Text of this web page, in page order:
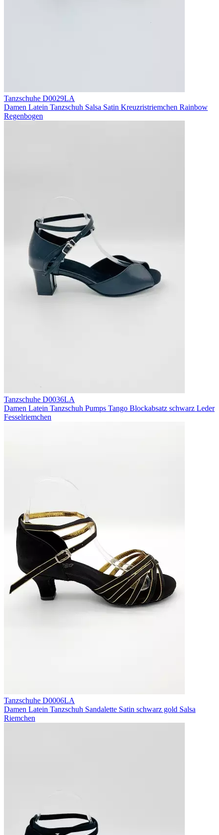
Tanzschuhe D0029LA
Damen Latein Tanzschuh Salsa Satin Kreuzristriemchen Rainbow
Regenbogen
Tanzschuhe D0036LA
Damen Latein Tanzschuh Pumps Tango Blockabsatz schwarz Leder
Fesselriemchen
Tanzschuhe D0006LA
Damen Latein Tanzschuh Sandalette Satin schwarz gold Salsa
Riemchen